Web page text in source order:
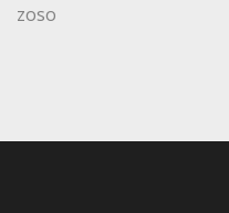
zoso